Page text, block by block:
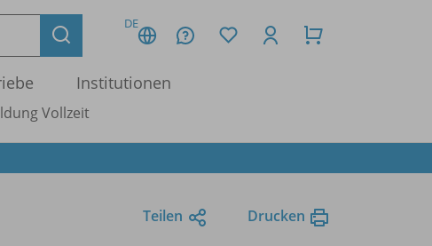
DE
Institutionen
Vollzeit
Teilen Drucken